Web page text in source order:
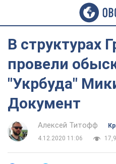
В структурах
провели
"Укрбуда"
Документ
Алексей Титофф
4.12.2020 11:06